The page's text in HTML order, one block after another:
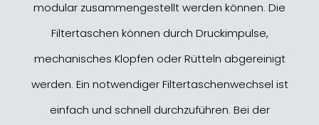
modular zusammengestellt werden können. Die
Filtertaschen können durch Druckimpulse,
mechanisches Klopfen oder Rütteln abgereinigt
werden. Ein notwendiger Filtertaschenwechsel ist
einfach und schnell durchzuführen. Bei der